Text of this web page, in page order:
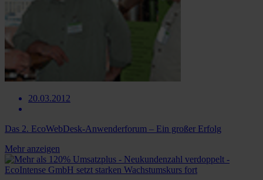
20.03.2012
Das 2. EcoWebDesk-Anwenderforum – Ein großer Erfolg
Mehr anzeigen